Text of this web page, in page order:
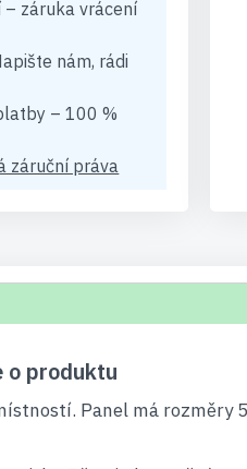
záruka vrácení
nám, rádi
– 100 %
záruční práva
o produktu
Panel má rozměry